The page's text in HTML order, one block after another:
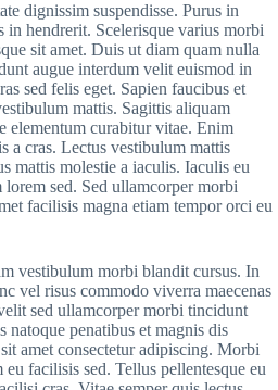
dignissim suspendisse. Purus in
in hendrerit. Scelerisque varius morbi
sit amet. Duis ut diam quam nulla
augue interdum velit euismod in
sed felis eget. Sapien faucibus et
mattis. Sagittis aliquam
elementum curabitur vitae. Enim
a cras. Lectus vestibulum mattis
mattis molestie a iaculis. Iaculis eu
sed. Sed ullamcorper morbi
facilisis magna etiam tempor orci eu
vestibulum morbi blandit cursus. In
vel risus commodo viverra maecenas
sed ullamcorper morbi tincidunt
natoque penatibus et magnis dis
amet consectetur adipiscing. Morbi
facilisis sed. Tellus pellentesque eu